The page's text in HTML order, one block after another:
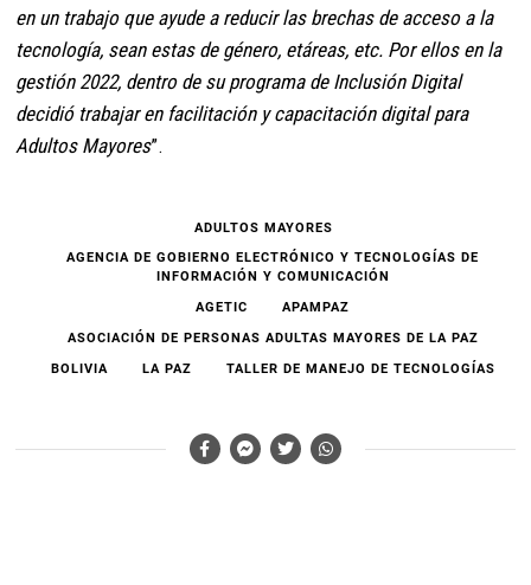
en un trabajo que ayude a reducir las brechas de acceso a la
tecnología, sean estas de género, etáreas, etc. Por ellos en la
gestión 2022, dentro de su programa de Inclusión Digital
decidió trabajar en facilitación y capacitación digital para
Adultos Mayores”.
ADULTOS MAYORES
AGENCIA DE GOBIERNO ELECTRÓNICO Y TECNOLOGÍAS DE
INFORMACIÓN Y COMUNICACIÓN
AGETIC
APAMPAZ
ASOCIACIÓN DE PERSONAS ADULTAS MAYORES DE LA PAZ
BOLIVIA
LA PAZ TALLER DE MANEJO DE TECNOLOGÍAS